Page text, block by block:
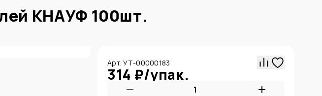
КНАУФ 100шт.
Арт. УТ-00000183
314 ₽/упак.